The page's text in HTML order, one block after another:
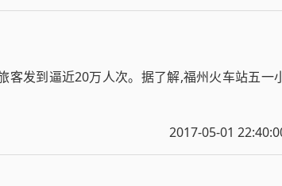
客发到逼近20万人次。据了解,福州火车站五一
2017-05-01